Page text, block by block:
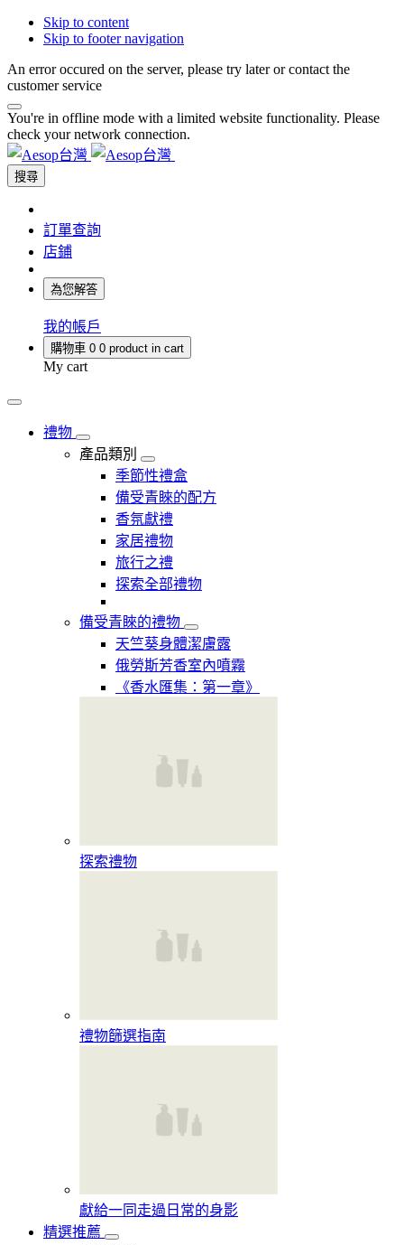
Skip to content
Skip to footer navigation
An error occured on the server, please try later or contact the
customer service
You're in offline mode with a limited website functionality. Please
check your network connection.
搜尋
訂單查詢
店鋪
為您解答
我的帳戶
購物車 0 0 product in cart
My cart
禮物
產品類別
季節性禮盒
備受青睞的配方
香氛獻禮
家居禮物
旅行之禮
探索全部禮物
備受青睞的禮物
天竺葵身體潔膚露
俄勞斯芳香室內噴霧
《香水匯集：第一章》​
探索禮物
禮物篩選指南
獻給一同走過日常的身影
精選推薦